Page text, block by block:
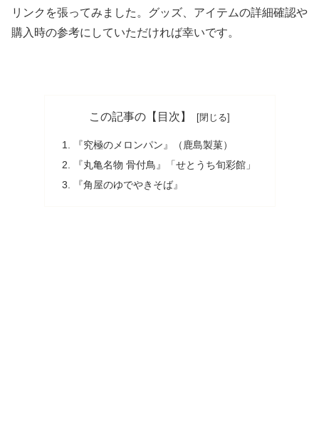
リンクを張ってみました。グッズ、アイテムの詳細確認や
購入時の参考にしていただければ幸いです。
この記事の【目次】
『究極のメロンパン』（鹿島製菓）
『丸亀名物 骨付鳥』「せとうち旬彩館」
『角屋のゆでやきそば』